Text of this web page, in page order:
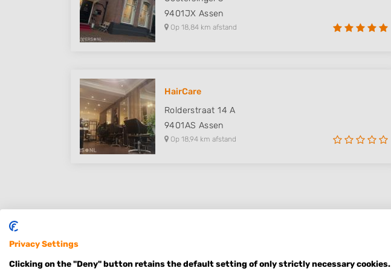
9401JX Assen
Op 18,84 km afstand
HairCare
Rolderstraat 14 A
9401AS Assen
Op 18,94 km afstand
Dwingeloo
Oude Willem
Privacy Settings
Clicking on the "Deny" button retains the default setting of only strictly necessary cookies.